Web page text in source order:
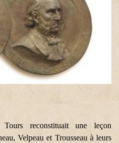
reconstituait une leçon
Velpeau et Trousseau à leurs